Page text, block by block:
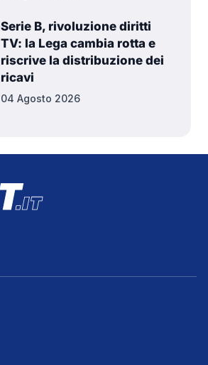
Serie B, rivoluzione diritti
TV: la Lega cambia rotta e
riscrive la distribuzione dei
ricavi
04 Agosto 2026